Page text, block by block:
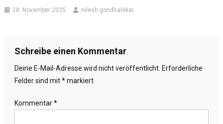
28. November 2025 nilesh.gondhalekar
Schreibe einen Kommentar
Deine E-Mail-Adresse wird nicht veröffentlicht. Erforderliche
Felder sind mit*markiert
Kommentar*